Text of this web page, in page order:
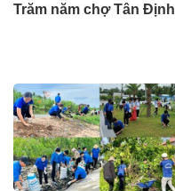
Trăm năm chợ Tân Định